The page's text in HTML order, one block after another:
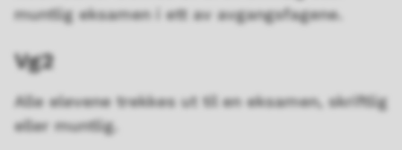
muntlig eksamen i ett av avgangsfagene.
Vg2
Alle elevene trekkes ut til en eksamen, skriftlig
eller muntlig.